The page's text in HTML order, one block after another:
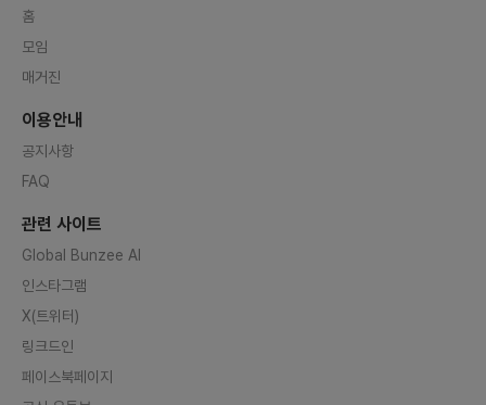
홈
모임
매거진
이용안내
공지사항
FAQ
관련 사이트
Global Bunzee AI
인스타그램
X(트위터)
링크드인
페이스북페이지